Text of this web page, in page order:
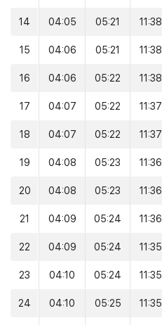
14 04:05 05:21 11:38
15 04:06 05:21 11:38
16 04:06 05:22 11:38
17 04:07 05:22 11:37
18 04:07 05:22 11:37
19 04:08 05:23 11:36
20 04:08 05:23 11:36
21 04:09 05:24 11:36
22 04:09 05:24 11:35
23 04:10 05:24 11:35
24 04:10 05:25 11:35